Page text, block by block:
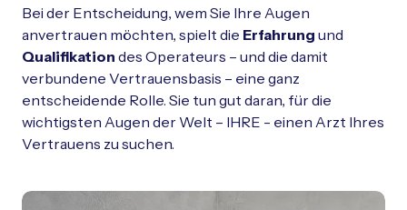
Schließen
Bei der Entscheidung, wem Sie Ihre Augen
anvertrauen möchten, spielt die Erfahrung und
Qualifikation des Operateurs – und die damit
verbundene Vertrauensbasis – eine ganz
entscheidende Rolle. Sie tun gut daran, für die
wichtigsten Augen der Welt – IHRE - einen Arzt Ihres
Vertrauens zu suchen.